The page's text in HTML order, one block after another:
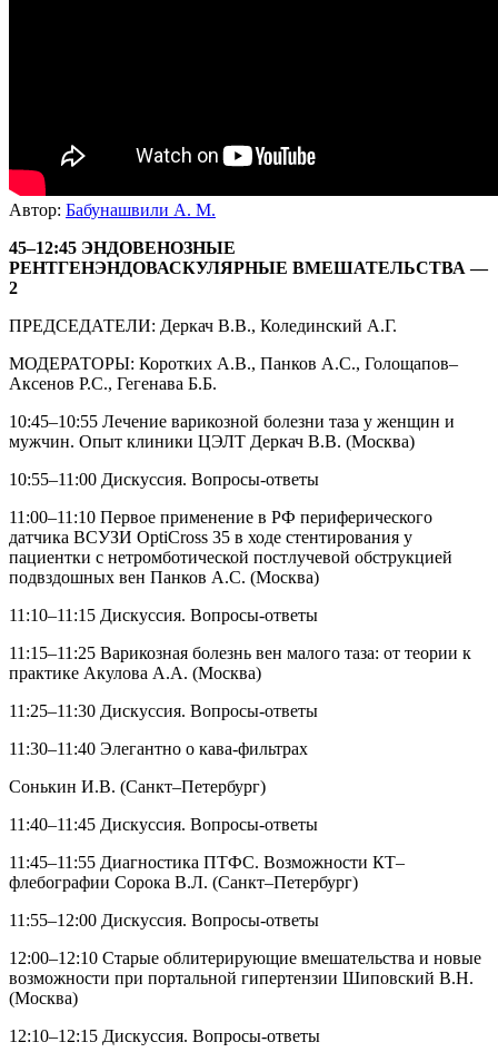
Автор: Бабунашвили А. М.
45–12:45 ЭНДОВЕНОЗНЫЕ
РЕНТГЕНЭНДОВАСКУЛЯРНЫЕ ВМЕШАТЕЛЬСТВА —
2
ПРЕДСЕДАТЕЛИ: Деркач В.В., Колединский А.Г.
МОДЕРАТОРЫ: Коротких А.В., Панков А.С., Голощапов–
Аксенов Р.С., Гегенава Б.Б.
10:45–10:55 Лечение варикозной болезни таза у женщин и
мужчин. Опыт клиники ЦЭЛТ Деркач В.В. (Москва)
10:55–11:00 Дискуссия. Вопросы-ответы
11:00–11:10 Первое применение в РФ периферического
датчика ВСУЗИ OptiCross 35 в ходе стентирования у
пациентки с нетромботической постлучевой обструкцией
подвздошных вен Панков А.С. (Москва)
11:10–11:15 Дискуссия. Вопросы-ответы
11:15–11:25 Варикозная болезнь вен малого таза: от теории к
практике Акулова А.А. (Москва)
11:25–11:30 Дискуссия. Вопросы-ответы
11:30–11:40 Элегантно о кава-фильтрах
Сонькин И.В. (Санкт–Петербург)
11:40–11:45 Дискуссия. Вопросы-ответы
11:45–11:55 Диагностика ПТФС. Возможности КТ–
флебографии Сорока В.Л. (Санкт–Петербург)
11:55–12:00 Дискуссия. Вопросы-ответы
12:00–12:10 Старые облитерирующие вмешательства и новые
возможности при портальной гипертензии Шиповский В.Н.
(Москва)
12:10–12:15 Дискуссия. Вопросы-ответы